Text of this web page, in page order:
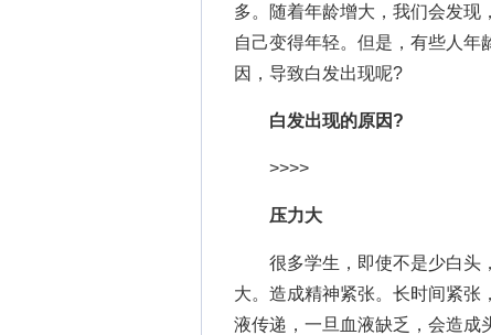
多。随着年龄增大，我们会发现
自己变得年轻。但是，有些人
因，导致白发出现呢?
白发出现的原因?
>>>>
压力大
很多学生，即使不是少白头，
大。造成精神紧张。长时间紧张
液传递，一旦血液缺乏，会造成